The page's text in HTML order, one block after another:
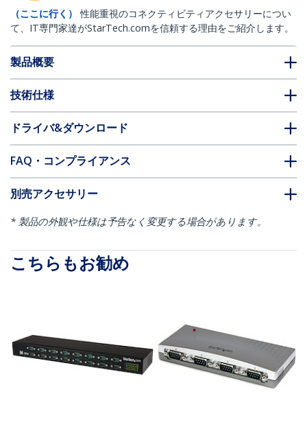
（ここに行く）
性能重視のコネクティビティアクセサリーについ
て、IT専門家達がStarTech.comを信頼する理由をご紹介します。
製品概要
技術仕様
ドライバ&ダウンロード
FAQ・コンプライアンス
別売アクセサリー
* 製品の外観や仕様は予告なく変更する場合があります。
こちらもお勧め